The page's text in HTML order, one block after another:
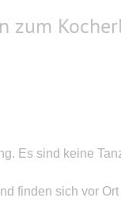
zum
Es sind keine
finden sich vor